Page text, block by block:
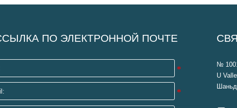
ПО ЭЛЕКТРОННОЙ ПОЧТЕ
№
U